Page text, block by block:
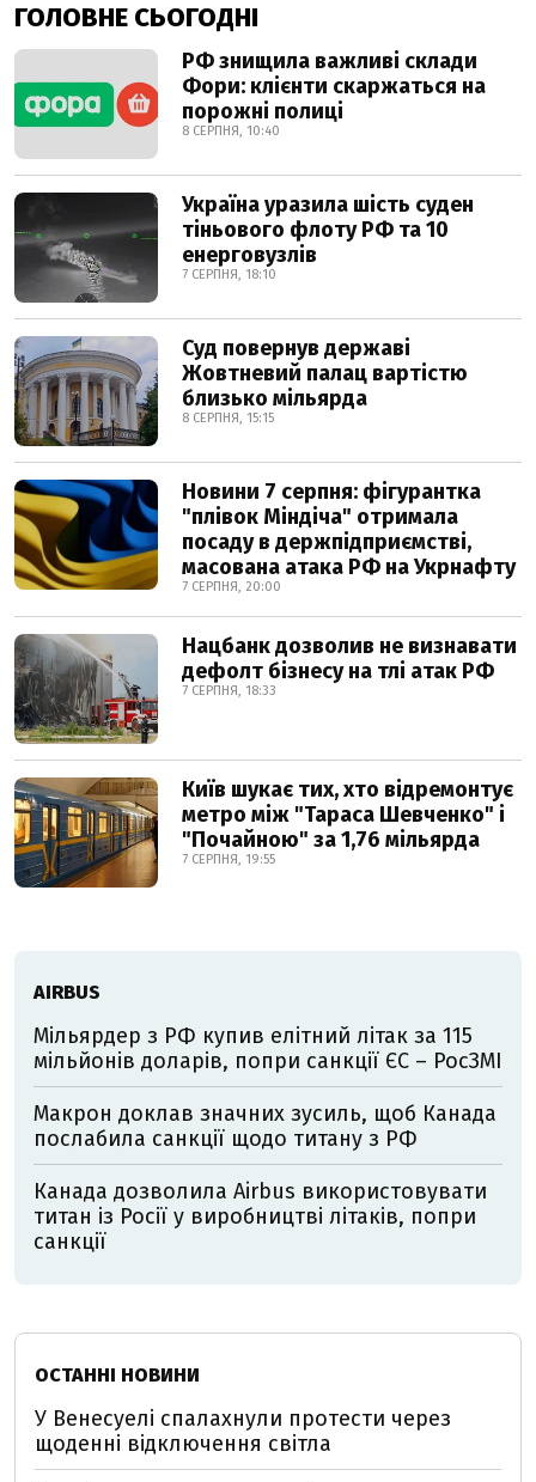
ГОЛОВНЕ СЬОГОДНІ
РФ знищила важливі склади
Фори: клієнти скаржаться на
порожні полиці
8 СЕРПНЯ, 10:40
Україна уразила шість суден
тіньового флоту РФ та 10
енерговузлів
7 СЕРПНЯ, 18:10
Суд повернув державі
Жовтневий палац вартістю
близько мільярда
8 СЕРПНЯ, 15:15
Новини 7 серпня: фігурантка
"плівок Міндіча" отримала
посаду в держпідприємстві,
масована атака РФ на Укрнафту
7 СЕРПНЯ, 20:00
Нацбанк дозволив не визнавати
дефолт бізнесу на тлі атак РФ
7 СЕРПНЯ, 18:33
Київ шукає тих, хто відремонтує
метро між "Тараса Шевченко" і
"Почайною" за 1,76 мільярда
7 СЕРПНЯ, 19:55
AIRBUS
Мільярдер з РФ купив елітний літак за 115
мільйонів доларів, попри санкції ЄС – РосЗМІ
Макрон доклав значних зусиль, щоб Канада
послабила санкції щодо титану з РФ
Канада дозволила Airbus використовувати
титан із Росії у виробництві літаків, попри
санкції
ОСТАННІ НОВИНИ
У Венесуелі спалахнули протести через
щоденні відключення світла